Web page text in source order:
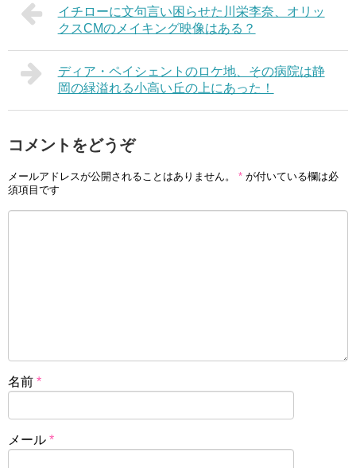
イチローに文句言い困らせた川栄李奈、オリッ
クスCMのメイキング映像はある？
ディア・ペイシェントのロケ地、その病院は静
岡の緑溢れる小高い丘の上にあった！
コメントをどうぞ
メールアドレスが公開されることはありません。 * が付いている欄は必
須項目です
名前 *
メール *